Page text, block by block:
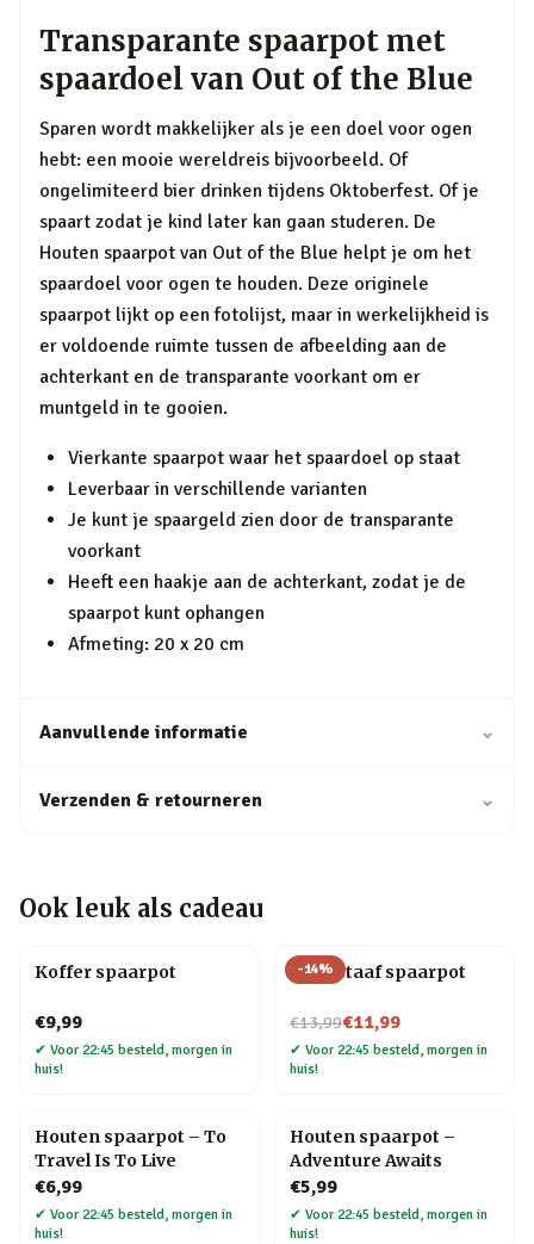
Transparante spaarpot met
spaardoel van Out of the Blue
Sparen wordt makkelijker als je een doel voor ogen
hebt: een mooie wereldreis bijvoorbeeld. Of
ongelimiteerd bier drinken tijdens Oktoberfest. Of je
spaart zodat je kind later kan gaan studeren. De
Houten spaarpot van Out of the Blue helpt je om het
spaardoel voor ogen te houden. Deze originele
spaarpot lijkt op een fotolijst, maar in werkelijkheid is
er voldoende ruimte tussen de afbeelding aan de
achterkant en de transparante voorkant om er
muntgeld in te gooien.
Vierkante spaarpot waar het spaardoel op staat
Leverbaar in verschillende varianten
Je kunt je spaargeld zien door de transparante
voorkant
Heeft een haakje aan de achterkant, zodat je de
spaarpot kunt ophangen
Afmeting: 20 x 20 cm
Aanvullende informatie ⌄
Verzenden & retourneren ⌄
Ook leuk als cadeau
Koffer spaarpot
€9,99
✔ Voor 22:45 besteld, morgen in
huis!
-14%
Goudstaaf spaarpot
€13,99
Nu voor€11,99
✔ Voor 22:45 besteld, morgen in
huis!
Houten spaarpot – To
Travel Is To Live
€6,99
✔ Voor 22:45 besteld, morgen in
huis!
Houten spaarpot –
Adventure Awaits
€5,99
✔ Voor 22:45 besteld, morgen in
huis!